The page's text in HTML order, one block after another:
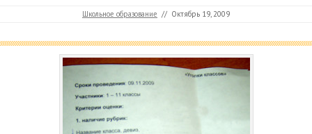
Школьное образование // Октябрь 19, 2009